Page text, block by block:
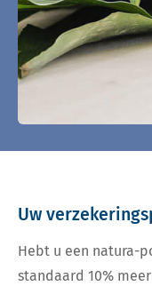
Uw
Hebt u een natura-
standaard 10%